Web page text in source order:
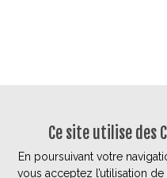
Ce site utilise des
En poursuivant votre
vous acceptez l’utilisation